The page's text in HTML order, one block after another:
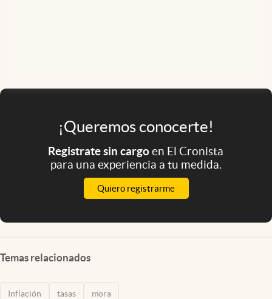
¡Queremos conocerte!
Registrate sin cargoen El Cronista
para una experiencia a tu medida.
Quiero registrarme
Temas relacionados
Inflación tasas mora